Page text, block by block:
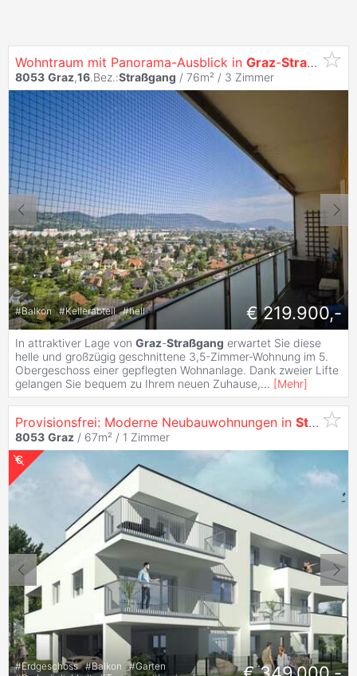
Wohntraum mit Panorama-Ausblick in Graz-Straßgang
8053 Graz,16.Bez.:Straßgang / 76m² / 3 Zimmer
#Balkon #Kellerabteil #hell € 219.900,-
In attraktiver Lage von Graz-Straßgang erwartet Sie diese
helle und großzügig geschnittene 3,5-Zimmer-Wohnung im 5.
Obergeschoss einer gepflegten Wohnanlage. Dank zweier Lifte
gelangen Sie bequem zu Ihrem neuen Zuhause,... [Mehr]
Provisionsfrei: Moderne Neubauwohnungen in Straßgang
8053 Graz / 67m² / 1 Zimmer
#Erdgeschoss #Balkon #Garten